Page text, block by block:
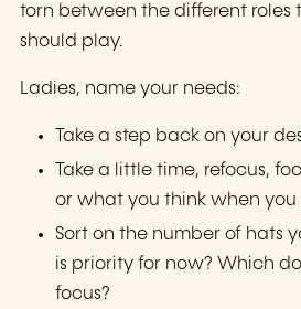
torn between the different roles
should play.
Ladies, name your needs:
Take a step back on your
Take a little time, refocus,
or what you think when
Sort on the number of hats
is priority for now? Which
focus?